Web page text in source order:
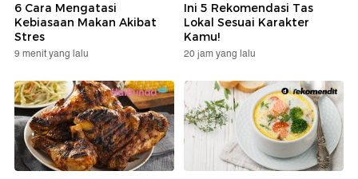
6 Cara Mengatasi
Kebiasaan Makan Akibat
Stres
9 menit yang lalu
Ini 5 Rekomendasi Tas
Lokal Sesuai Karakter
Kamu!
20 jam yang lalu